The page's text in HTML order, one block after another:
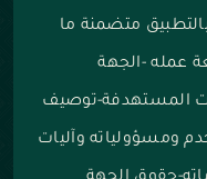
متضمنة ما
عمله -الجهة
المستهدفة-توصيف
ومسؤولياته وآليات